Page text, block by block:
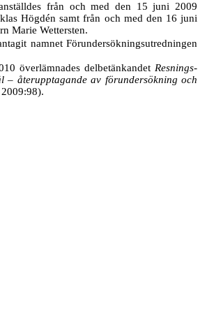
från och med den 15 juni 2009
Högdén samt från och med den 16 juni
Marie Wettersten.
namnet Förundersökningsutredningen
överlämnades delbetänkandet Resnings-
– återupptagande av förundersökning och